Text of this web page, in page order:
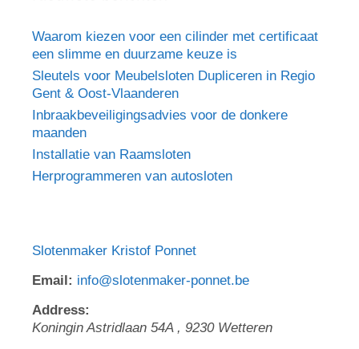
Waarom kiezen voor een cilinder met certificaat
een slimme en duurzame keuze is
Sleutels voor Meubelsloten Dupliceren in Regio
Gent & Oost-Vlaanderen
Inbraakbeveiligingsadvies voor de donkere
maanden
Installatie van Raamsloten
Herprogrammeren van autosloten
Slotenmaker Kristof Ponnet
Email: info@slotenmaker-ponnet.be
Address:
Koningin Astridlaan 54A, 9230 Wetteren